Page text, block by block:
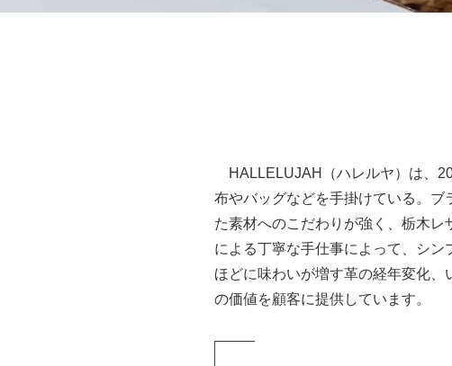
HALLELUJAH（ハレルヤ）は、
布やバッグなどを手掛けている。
た素材へのこだわりが強く、栃木
による丁寧な手仕事によって、シ
ほどに味わいが増す革の経年変化
の価値を顧客に提供しています。